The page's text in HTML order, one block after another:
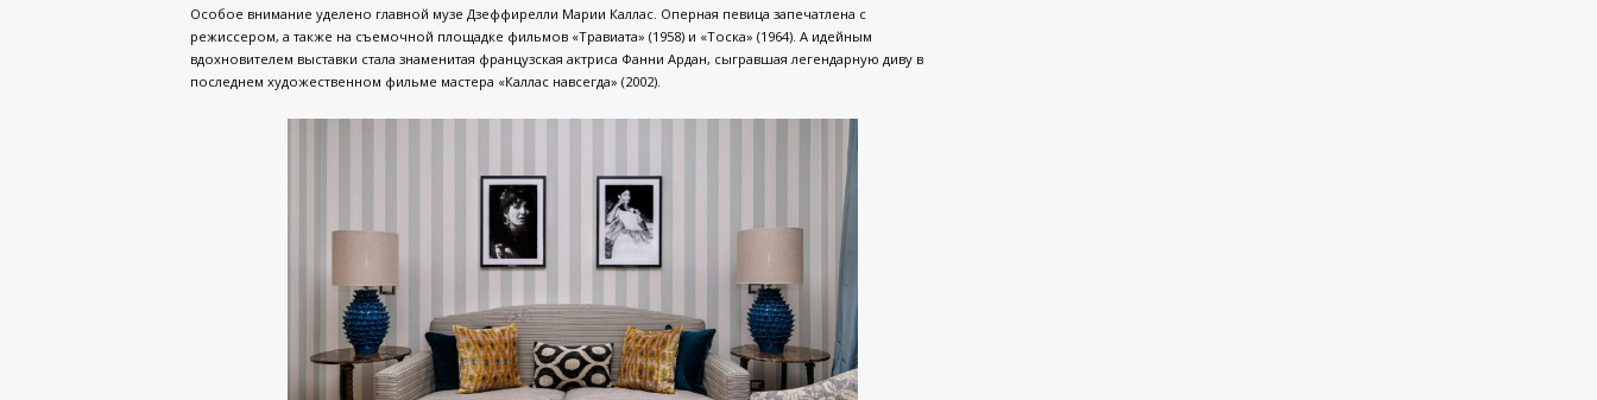
Особое внимание уделено главной музе Дзеффирелли Марии Каллас. Оперная певица запечатлена с
режиссером, а также на съемочной площадке фильмов «Травиата» (1958) и «Тоска» (1964). А идейным
вдохновителем выставки стала знаменитая французская актриса Фанни Ардан, сыгравшая легендарную диву в
последнем художественном фильме мастера «Каллас навсегда» (2002).